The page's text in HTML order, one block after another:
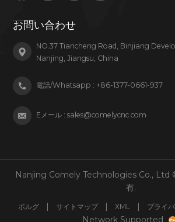
お問い合わせ
NO.37 Tiancheng Road, Binjiang
Nanjing, Jiangsu, China
電話/Whatsapp : +86-1377-0661-937
Eメール :sales@comelycnc.com
Nanjing Comely Technologies Co., Ltd
有.
ボルグ | サイトマップ | XML | プライ
Network Supported